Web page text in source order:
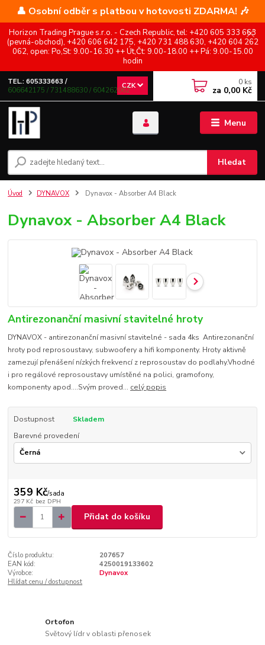
👤 Osobní odběr s platbou v hotovosti ZDARMA! 🎶
Horizon Trading Prague s.r.o. - Czech Republic, tel: +420 605 333 663
(pevná-obchod), +420 606 642 175, +420 731 488 630, +420 604 262
062, open: Po,St: 9.00-16.30 ++ Út,Čt: 9.00-18.00 ++ Pá: 9.00-15.00
hodin
Menu
CZK
Hledat
TEL.: 605333663 /
606642175 / 731488630 / 604262062
0 ks
za 0,00 Kč
Úvod DYNAVOX Dynavox - Absorber A4 Black
Dynavox - Absorber A4 Black
Antirezonanční masivní stavitelné hroty
DYNAVOX - antirezonanční masivní stavitelné - sada 4ks Antirezonanční
hroty pod reprosoustavy, subwoofery a hifi komponenty. Hroty aktivně
zamezují přenášení nízkých frekvencí z reprosoustav do podlahy.Vhodné
i pro regálové reprosoustavy umístěné na polici, gramofony,
komponenty apod....Svým proved... celý popis
Dostupnost
Skladem
Barevné provedení
359 Kč/sada
297 Kč bez DPH
Přidat do košíku
Číslo produktu:
207657
EAN kód:
4250019133602
Výrobce:
Dynavox
Hlídat cenu / dostupnost
Ortofon
Světový lídr v oblasti přenosek